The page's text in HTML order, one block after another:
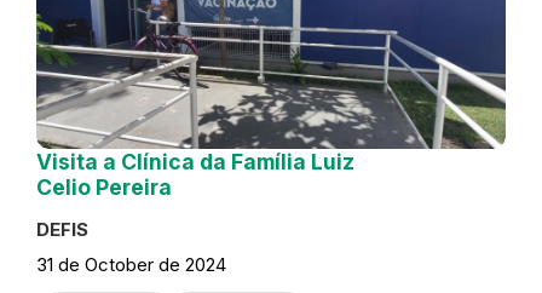
Visita a Clínica da Família Luiz
Celio Pereira
DEFIS
31 de October de 2024